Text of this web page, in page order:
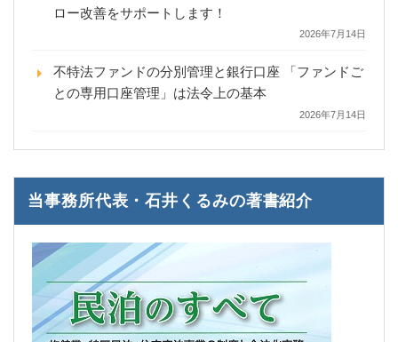
ロー改善をサポートします！
2026年7月14日
不特法ファンドの分別管理と銀行口座 「ファンドご
との専用口座管理」は法令上の基本
2026年7月14日
当事務所代表・石井くるみの著書紹介